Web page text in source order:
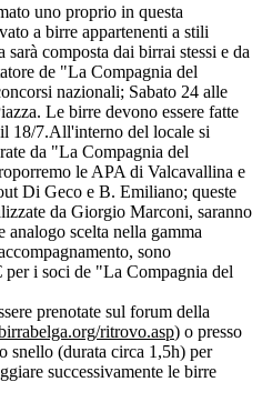
uno proprio in questa
a birre appartenenti a stili
composta dai birrai stessi e da
de "La Compagnia del
nazionali; Sabato 24 alle
Le birre devono essere fatte
18/7.All'interno del locale si
da "La Compagnia del
le APA di Valcavallina e
Di Geco e B. Emiliano; queste
da Giorgio Marconi, saranno
analogo scelta nella gamma
sono
per i soci de "La Compagnia del
prenotate sul forum della
ritrovo.asp) o presso
snello (durata circa 1,5h) per
successivamente le birre